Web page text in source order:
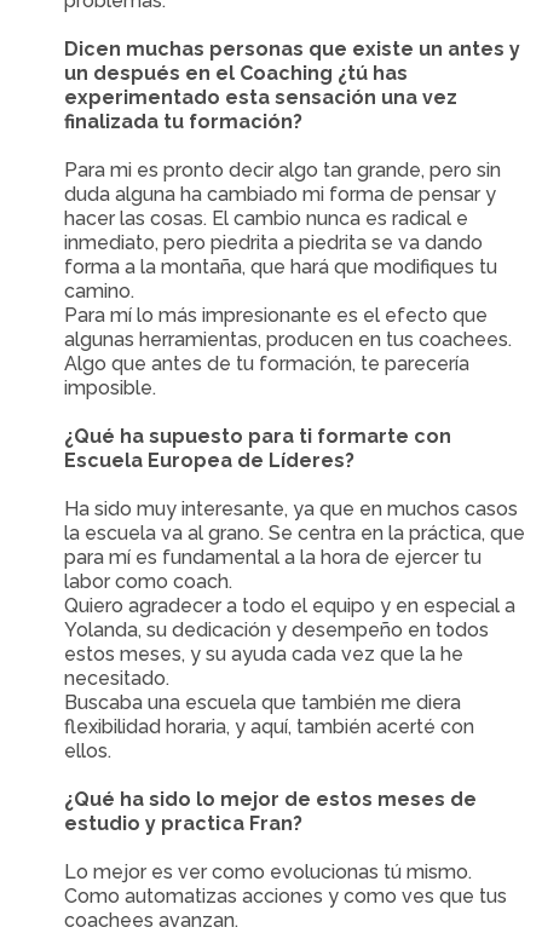
Dicen muchas personas que existe un antes y
un después en el Coaching ¿tú has
experimentado esta sensación una vez
finalizada tu formación?
Para mi es pronto decir algo tan grande, pero sin
duda alguna ha cambiado mi forma de pensar y
hacer las cosas. El cambio nunca es radical e
inmediato, pero piedrita a piedrita se va dando
forma a la montaña, que hará que modifiques tu
camino.
Para mí lo más impresionante es el efecto que
algunas herramientas, producen en tus coachees.
Algo que antes de tu formación, te parecería
imposible.
¿Qué ha supuesto para ti formarte con
Escuela Europea de Líderes?
Ha sido muy interesante, ya que en muchos casos
la escuela va al grano. Se centra en la práctica, que
para mí es fundamental a la hora de ejercer tu
labor como coach.
Quiero agradecer a todo el equipo y en especial a
Yolanda, su dedicación y desempeño en todos
estos meses, y su ayuda cada vez que la he
necesitado.
Buscaba una escuela que también me diera
flexibilidad horaria, y aquí, también acerté con
ellos.
¿Qué ha sido lo mejor de estos meses de
estudio y practica Fran?
Lo mejor es ver como evolucionas tú mismo.
Como automatizas acciones y como ves que tus
coachees avanzan.